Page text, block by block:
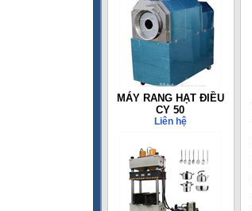
MÁY RANG HẠT ĐIỀU
CY 50
Liên hệ